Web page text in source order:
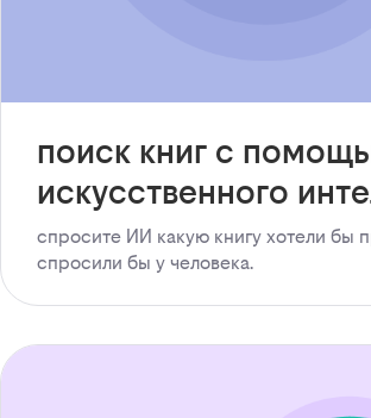
поиск книг с
искусственного
спросите ИИ какую книгу хотели бы
спросили бы у человека.